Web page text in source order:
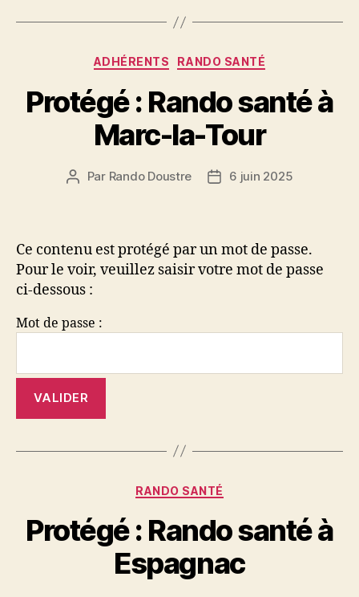
Catégories
ADHÉRENTS RANDO SANTÉ
Protégé : Rando santé à
Marc-la-Tour
Auteur
Par Rando Doustre
Date6 juin 2025
Ce contenu est protégé par un mot de passe.
Pour le voir, veuillez saisir votre mot de passe
ci-dessous :
Mot de passe :
Catégories
RANDO SANTÉ
Protégé : Rando santé à
Espagnac